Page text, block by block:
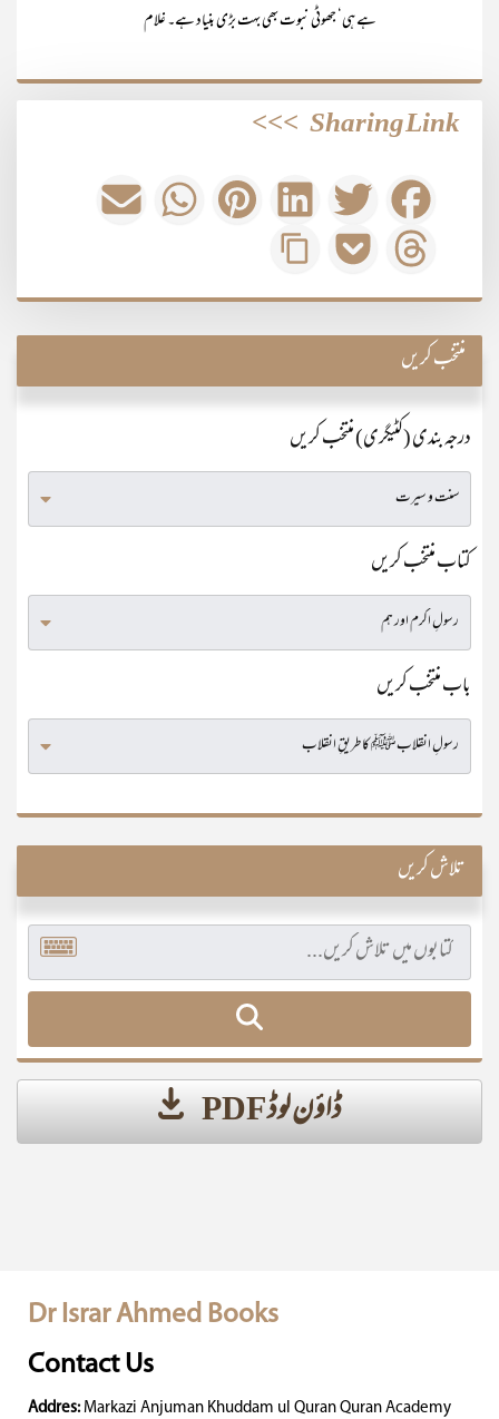
ہے ہی‘ جھوٹی نبوت بھی بہت بڑی بنیاد ہے۔ غلام
Sharing Link
>>>
منتخب کریں
درجہ بندی (کٹیگری) منتخب کریں
کتاب منتخب کریں
باب منتخب کریں
تلاش کریں
ڈاؤن لوڈ PDF
Dr Israr Ahmed Books
Contact Us
Addres: Markazi Anjuman Khuddam ul Quran Quran Academy